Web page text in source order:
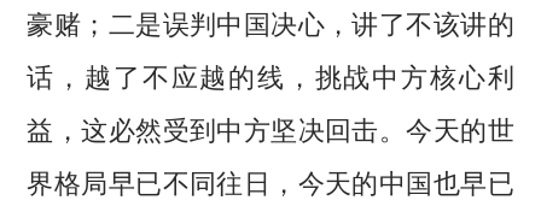
豪赌；二是误判中国决心，讲了不该讲的
话，越了不应越的线，挑战中方核心利
益，这必然受到中方坚决回击。今天的世
界格局早已不同往日，今天的中国也早已